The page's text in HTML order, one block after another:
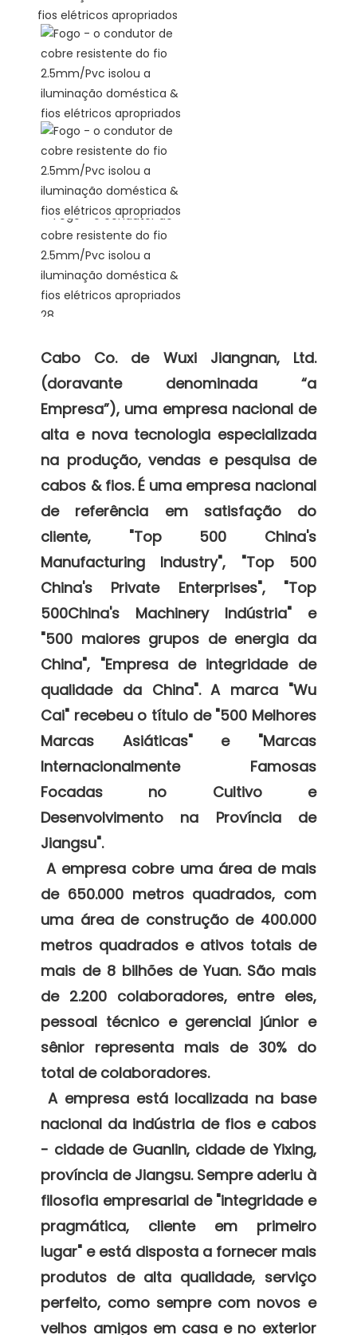
Cabo Co. de Wuxi Jiangnan, Ltd.
(doravante denominada “a
Empresa”), uma empresa nacional de
alta e nova tecnologia especializada
na produção, vendas e pesquisa de
cabos & fios. É uma empresa nacional
de referência em satisfação do
cliente, "Top 500 China's
Manufacturing Industry", "Top 500
China's Private Enterprises", "Top
500China's Machinery Indústria" e
"500 maiores grupos de energia da
China", "Empresa de integridade de
qualidade da China". A marca "Wu
Cai" recebeu o título de "500 Melhores
Marcas Asiáticas" e "Marcas
Internacionalmente Famosas
Focadas no Cultivo e
Desenvolvimento na Província de
Jiangsu".
A empresa cobre uma área de mais
de 650.000 metros quadrados, com
uma área de construção de 400.000
metros quadrados e ativos totais de
mais de 8 bilhões de Yuan. São mais
de 2.200 colaboradores, entre eles,
pessoal técnico e gerencial júnior e
sênior representa mais de 30% do
total de colaboradores.
A empresa está localizada na base
nacional da indústria de fios e cabos
- cidade de Guanlin, cidade de Yixing,
província de Jiangsu. Sempre aderiu à
filosofia empresarial de "integridade e
pragmática, cliente em primeiro
lugar" e está disposta a fornecer mais
produtos de alta qualidade, serviço
perfeito, como sempre com novos e
velhos amigos em casa e no exterior